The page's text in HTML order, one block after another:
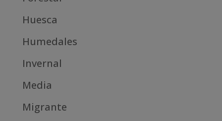
Huesca
Humedales
Invernal
Media
Migrante